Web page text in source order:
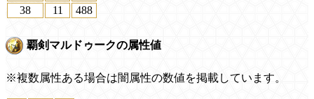
38
11 488
覇剣マルドゥークの属性値
※複数属性ある場合は闇属性の数値を掲載しています。